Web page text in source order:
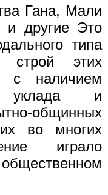
Гана, Мали
и другие Это
типа
строй этих
с наличием
уклада и
общинных
во многих
играло